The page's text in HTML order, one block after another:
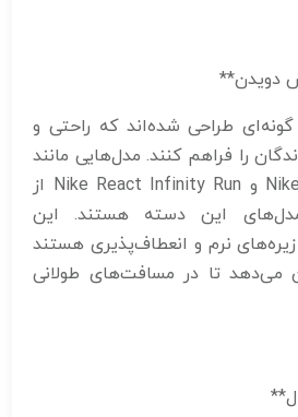
طراحی شده‌اند که راحتی و
را فراهم کنند. مدل‌هایی مانند
Nike Air Zoom Pegasus و Nike React Infinity Run از
این دسته هستند. این
نرم و انعطاف‌پذیری هستند
می‌دهد تا در مسافت‌های طولانی